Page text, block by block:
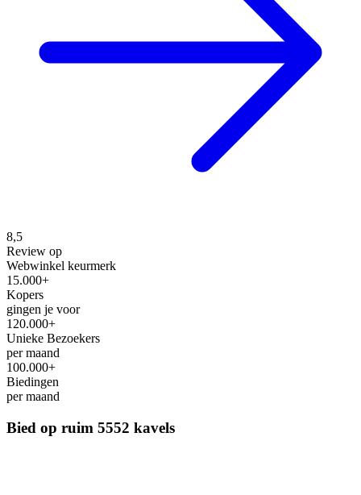
8,5
Review op
Webwinkel keurmerk
15.000+
Kopers
gingen je voor
120.000+
Unieke Bezoekers
per maand
100.000+
Biedingen
per maand
Bied op ruim 5552 kavels